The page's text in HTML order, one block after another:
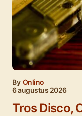
By Onlino
6 augustus 2026
Tros Disco,